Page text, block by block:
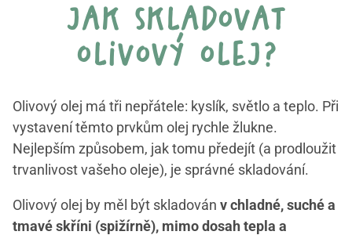
jak skladovat
olivový olej?
Olivový olej má tři nepřátele: kyslík, světlo a teplo. Při
vystavení těmto prvkům olej rychle žlukne.
Nejlepším způsobem, jak tomu předejít (a prodloužit
trvanlivost vašeho oleje), je správné skladování.
Olivový olej by měl být skladován v chladné, suché a
tmavé skříni (spižírně), mimo dosah tepla a